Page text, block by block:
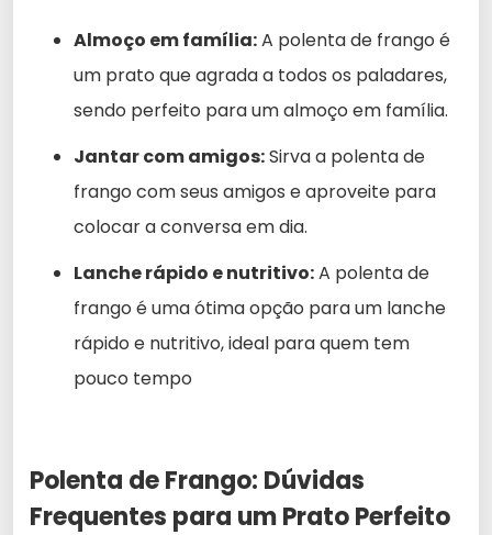
Almoço em família:A polenta de frango é
um prato que agrada a todos os paladares,
sendo perfeito para um almoço em família.
Jantar com amigos:Sirva a polenta de
frango com seus amigos e aproveite para
colocar a conversa em dia.
Lanche rápido e nutritivo:A polenta de
frango é uma ótima opção para um lanche
rápido e nutritivo, ideal para quem tem
pouco tempo
Polenta de Frango: Dúvidas
Frequentes para um Prato Perfeito